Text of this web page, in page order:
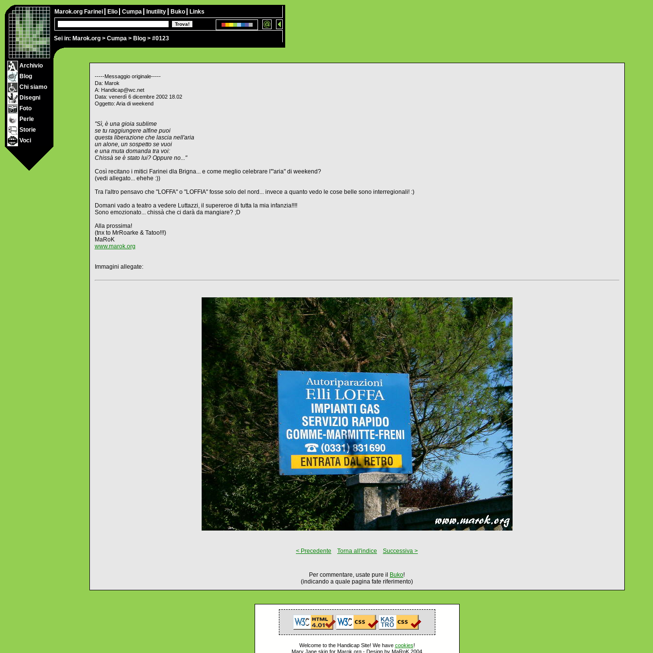
Sei in: Marok.org > Cumpa > Blog > #0123
Marok.org Farinei Elio Cumpa Inutility Buko Links
Archivio
Blog
Chi siamo
Disegni
Foto
Perle
Storie
Voci
-----Messaggio originale-----
Da: Marok
A: Handicap@wc.net
Data: venerdì 6 dicembre 2002 18.02
Oggetto: Aria di weekend
"Sì, è una gioia sublime
se tu raggiungere alfine puoi
questa liberazione che lascia nell'aria
un alone, un sospetto se vuoi
e una muta domanda tra voi:
Chissà se è stato lui? Oppure no..."
Così recitano i mitici Farinei dla Brigna... e come meglio celebrare l'"aria" di weekend?
(vedi allegato... ehehe :))
Tra l'altro pensavo che "LOFFA" o "LOFFIA" fosse solo del nord... invece a quanto vedo le cose belle sono interregionali! :)
Domani vado a teatro a vedere Luttazzi, il supereroe di tutta la mia infanzia!!!!
Sono emozionato... chissà che ci darà da mangiare? ;D
Alla prossima!
(tnx to MrRoarke & Tatoo!!!)
MaRoK
www.marok.org
Immagini allegate:
< Precedente Torna all'indice Successiva >
Per commentare, usate pure il Buko!
(indicando a quale pagina fate riferimento)
Welcome to the Handicap Site! We have cookies!
Mary Jane skin for Marok.org - Design by MaRoK 2004